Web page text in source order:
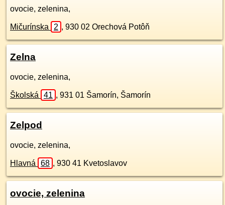
ovocie, zelenina,
Mičurínska 2 , 930 02 Orechová Potôň
Zelna
ovocie, zelenina,
Školská 41 , 931 01 Šamorín, Šamorín
Zelpod
ovocie, zelenina,
Hlavná 68 , 930 41 Kvetoslavov
ovocie, zelenina